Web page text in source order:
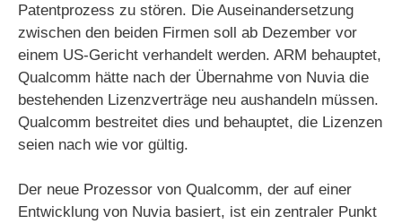
Patentprozess zu stören. Die Auseinandersetzung
zwischen den beiden Firmen soll ab Dezember vor
einem US-Gericht verhandelt werden. ARM behauptet,
Qualcomm hätte nach der Übernahme von Nuvia die
bestehenden Lizenzverträge neu aushandeln müssen.
Qualcomm bestreitet dies und behauptet, die Lizenzen
seien nach wie vor gültig.
Der neue Prozessor von Qualcomm, der auf einer
Entwicklung von Nuvia basiert, ist ein zentraler Punkt